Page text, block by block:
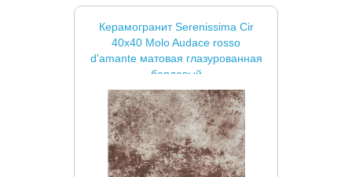
Керамогранит Serenissima Cir
40x40 Molo Audace rosso
d'amante матовая глазурованная
бордовый